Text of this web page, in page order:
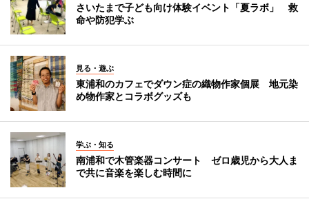
さいたまで子ども向け体験イベント「夏ラボ」 救
命や防犯学ぶ
見る・遊ぶ
東浦和のカフェでダウン症の織物作家個展 地元染
め物作家とコラボグッズも
学ぶ・知る
南浦和で木管楽器コンサート ゼロ歳児から大人ま
で共に音楽を楽しむ時間に